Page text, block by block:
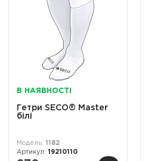
В НАЯВНОСТІ
Гетри SECO® Master
білі
1182
19210110